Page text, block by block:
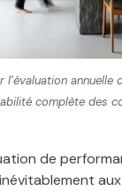
l’évaluation annuelle
complète des
de